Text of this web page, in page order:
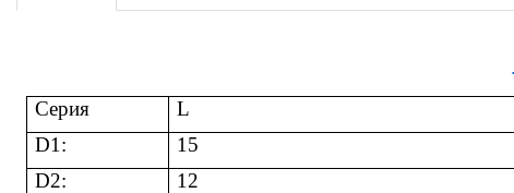
Серия
L
D1:
15
D2:
12